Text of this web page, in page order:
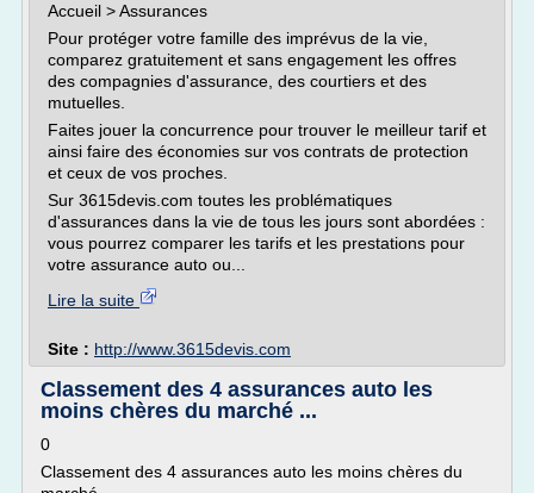
Accueil > Assurances
Pour protéger votre famille des imprévus de la vie,
comparez gratuitement et sans engagement les offres
des compagnies d'assurance, des courtiers et des
mutuelles.
Faites jouer la concurrence pour trouver le meilleur tarif et
ainsi faire des économies sur vos contrats de protection
et ceux de vos proches.
Sur 3615devis.com toutes les problématiques
d'assurances dans la vie de tous les jours sont abordées :
vous pourrez comparer les tarifs et les prestations pour
votre assurance auto ou...
Lire la suite
Site : http://www.3615devis.com
Classement des 4 assurances auto les
moins chères du marché ...
0
Classement des 4 assurances auto les moins chères du